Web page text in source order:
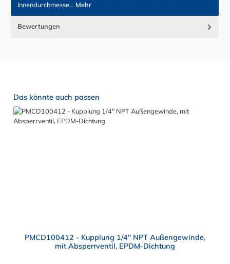
Innendurchmesse… Mehr
Bewertungen
Produktgalerie überspringen
Das könnte auch passen
PMCD100412 - Kupplung 1/4" NPT Außengewinde,
mit Absperrventil, EPDM-Dichtung